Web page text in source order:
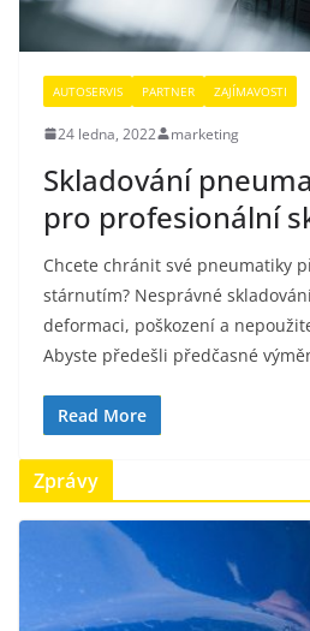
AUTOSERVIS PARTNER ZAJÍMAVOSTI
24 ledna, 2022 marketing
Skladování
pro profesionální
Chcete chránit své pneumatiky
stárnutím? Nesprávné
deformaci, poškození a
Abyste předešli předčasné
Read More
Zprávy